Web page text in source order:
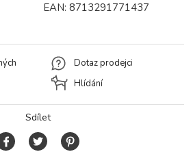
EAN: 8713291771437
Dotaz prodejci
Hlídání
Sdílet